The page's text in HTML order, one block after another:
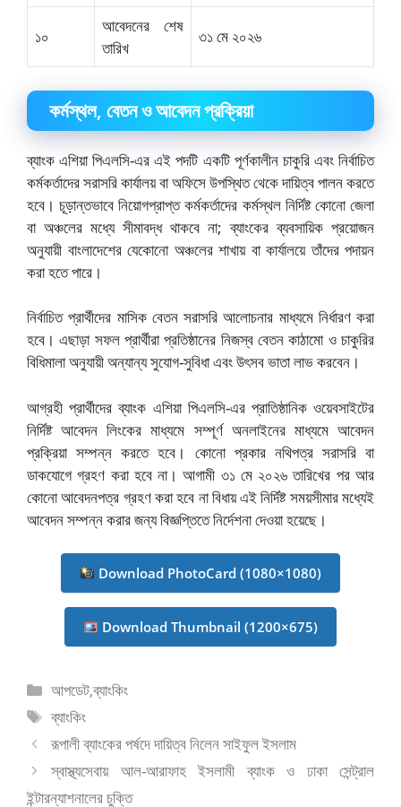
১০
আবেদনের শেষ
তারিখ
৩১ মে ২০২৬
কর্মস্থল, বেতন ও আবেদন প্রক্রিয়া
ব্যাংক এশিয়া পিএলসি-এর এই পদটি একটি পূর্ণকালীন চাকুরি এবং নির্বাচিত
কর্মকর্তাদের সরাসরি কার্যালয় বা অফিসে উপস্থিত থেকে দায়িত্ব পালন করতে
হবে। চূড়ান্তভাবে নিয়োগপ্রাপ্ত কর্মকর্তাদের কর্মস্থল নির্দিষ্ট কোনো জেলা
বা অঞ্চলের মধ্যে সীমাবদ্ধ থাকবে না; ব্যাংকের ব্যবসায়িক প্রয়োজন
অনুযায়ী বাংলাদেশের যেকোনো অঞ্চলের শাখায় বা কার্যালয়ে তাঁদের পদায়ন
করা হতে পারে।
নির্বাচিত প্রার্থীদের মাসিক বেতন সরাসরি আলোচনার মাধ্যমে নির্ধারণ করা
হবে। এছাড়া সফল প্রার্থীরা প্রতিষ্ঠানের নিজস্ব বেতন কাঠামো ও চাকুরির
বিধিমালা অনুযায়ী অন্যান্য সুযোগ-সুবিধা এবং উৎসব ভাতা লাভ করবেন।
আগ্রহী প্রার্থীদের ব্যাংক এশিয়া পিএলসি-এর প্রাতিষ্ঠানিক ওয়েবসাইটের
নির্দিষ্ট আবেদন লিংকের মাধ্যমে সম্পূর্ণ অনলাইনের মাধ্যমে আবেদন
প্রক্রিয়া সম্পন্ন করতে হবে। কোনো প্রকার নথিপত্র সরাসরি বা
ডাকযোগে গ্রহণ করা হবে না। আগামী ৩১ মে ২০২৬ তারিখের পর আর
কোনো আবেদনপত্র গ্রহণ করা হবে না বিধায় এই নির্দিষ্ট সময়সীমার মধ্যেই
আবেদন সম্পন্ন করার জন্য বিজ্ঞপ্তিতে নির্দেশনা দেওয়া হয়েছে।
Download PhotoCard (1080×1080)
Download Thumbnail (1200×675)
বিভাগ
সমূহ
আপডেট,ব্যাংকিং
ট্যাগ
সমূহ
ব্যাংকিং
রূপালী ব্যাংকের পর্ষদে দায়িত্ব নিলেন সাইফুল ইসলাম
স্বাস্থ্যসেবায় আল-আরাফাহ ইসলামী ব্যাংক ও ঢাকা সেন্ট্রাল
ইন্টারন্যাশনালের চুক্তি